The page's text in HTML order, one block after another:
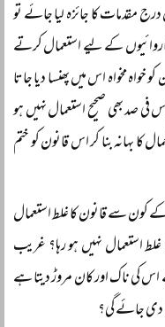
مقدمات کا جائزہ لیا جائے تو
کے لیے استعمال کرتے
مخواہ اس میں پھنسا دیا جاتا
صد بھی صحیح استعمال نہیں ہو
کا بہانہ بنا کر اس قانون کو ختم
کون سے قانون کا غلط استعمال
غلط استعمال نہیں ہو رہا؟ غریب
اس کی ناک اور کان مروڑ دیتا ہے
دی جائے گی؟